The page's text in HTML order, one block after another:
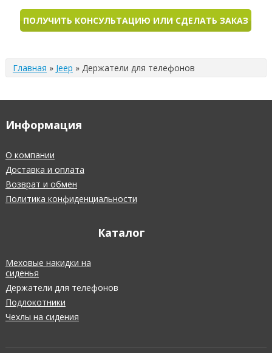
ПОЛУЧИТЬ КОНСУЛЬТАЦИЮ ИЛИ СДЕЛАТЬ ЗАКАЗ
Главная » Jeep » Держатели для телефонов
Информация
О компании
Доставка и оплата
Возврат и обмен
Политика конфиденциальности
Каталог
Меховые накидки на
сиденья
Держатели для телефонов
Подлокотники
Чехлы на сидения